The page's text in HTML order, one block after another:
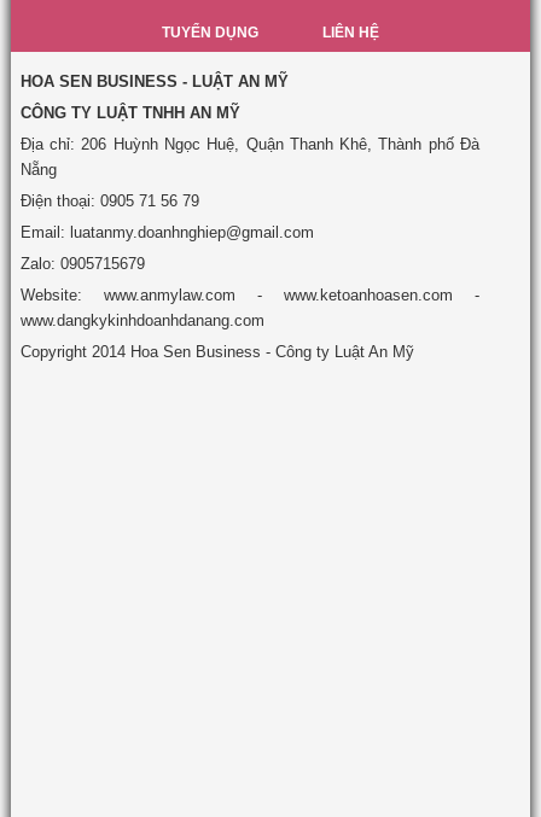
TUYỂN DỤNG LIÊN HỆ
HOA SEN BUSINESS - LUẬT AN MỸ
CÔNG TY LUẬT TNHH AN MỸ
Địa chỉ: 206 Huỳnh Ngọc Huệ, Quận Thanh Khê, Thành phố Đà
Nẵng
Điện thoại: 0905 71 56 79
Email: luatanmy.doanhnghiep@gmail.com
Zalo: 0905715679
Website: www.anmylaw.com - www.ketoanhoasen.com -
www.dangkykinhdoanhdanang.com
Copyright 2014 Hoa Sen Business - Công ty Luật An Mỹ